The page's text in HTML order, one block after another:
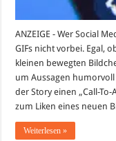
ANZEIGE - Wer Social
GIFs nicht vorbei. Egal,
kleinen bewegten
um Aussagen humorvoll
der Story einen „Call-
zum Liken eines neuen
Weiterlesen »